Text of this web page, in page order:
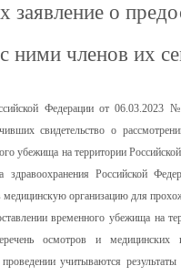
о
членов их
Федерации от
свидетельство о
убежища на территории
здравоохранения Российской
организацию для
временного убежища на
осмотров и
проведении учитываются